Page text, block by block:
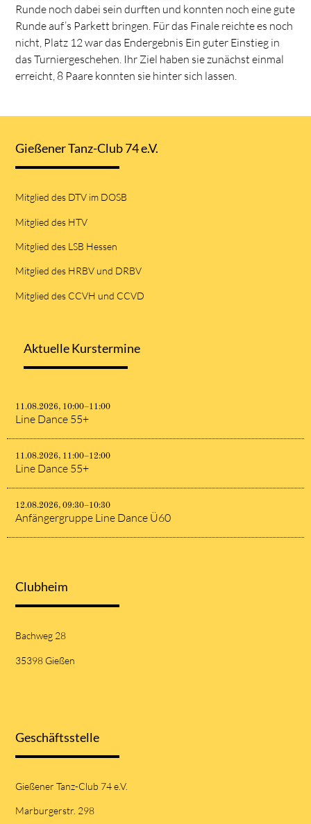
Runde noch dabei sein durften und konnten noch eine gute
Runde auf’s Parkett bringen. Für das Finale reichte es noch
nicht, Platz 12 war das Endergebnis Ein guter Einstieg in
das Turniergeschehen. Ihr Ziel haben sie zunächst einmal
erreicht, 8 Paare konnten sie hinter sich lassen.
Gießener Tanz-Club 74 e.V.
Mitglied des DTV im DOSB
Mitglied des HTV
Mitglied des LSB Hessen
Mitglied des HRBV und DRBV
Mitglied des CCVH und CCVD
Aktuelle Kurstermine
11.08.2026, 10:00–11:00
Line Dance 55+
11.08.2026, 11:00–12:00
Line Dance 55+
12.08.2026, 09:30–10:30
Anfängergruppe Line Dance Ü60
Clubheim
Bachweg 28
35398 Gießen
Geschäftsstelle
Gießener Tanz-Club 74 e.V.
Marburgerstr. 298